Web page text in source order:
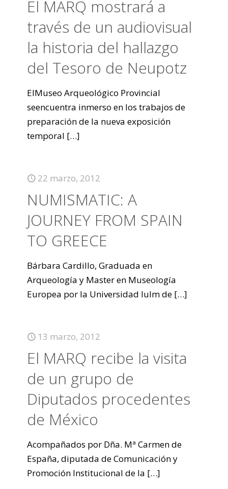
El MARQ mostrará a
través de un audiovisual
la historia del hallazgo
del Tesoro de Neupotz
ElMuseo Arqueológico Provincial
seencuentra inmerso en los trabajos de
preparación de la nueva exposición
temporal […]
22 marzo, 2012
NUMISMATIC: A
JOURNEY FROM SPAIN
TO GREECE
Bárbara Cardillo, Graduada en
Arqueología y Master en Museología
Europea por la Universidad Iulm de […]
13 marzo, 2012
El MARQ recibe la visita
de un grupo de
Diputados procedentes
de México
Acompañados por Dña. Mª Carmen de
España, diputada de Comunicación y
Promoción Institucional de la […]